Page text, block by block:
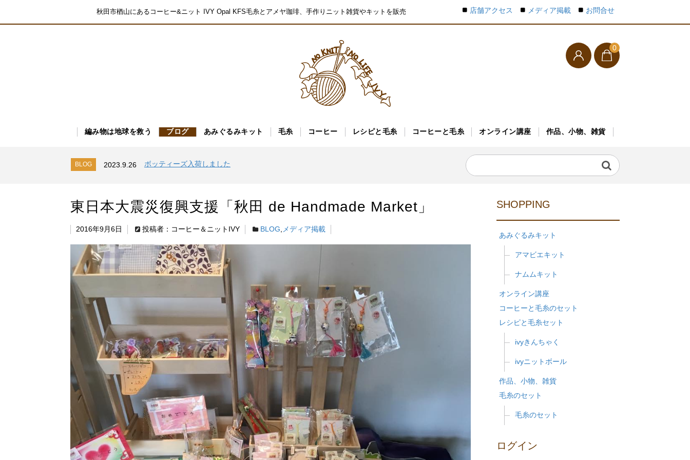
秋田市楢山にあるコーヒー&ニット IVY Opal KFS毛糸とアメヤ珈琲、手作りニット雑貨やキットを販売
0
編み物は地球を救う ブログ あみぐるみキット 毛糸 コーヒー レシピと毛糸 コーヒーと毛糸 オンライン講座 作品、小物、雑貨
店舗アクセス メディア掲載 お問合せ
BLOG 2023.9.26 シャーフパーテ１５シリーズ入荷しました
BLOG 2023.9.26 ボッティーズ入荷しました
BLOG 2023.9.26 ボッティーズ入荷しました
東日本大震災復興支援「秋田 de Handmade Market」
2016年9月6日 投稿者：コーヒー＆ニットIVY BLOG メディア掲載
SHOPPING
あみぐるみキット
アマビエキット
ナムムキット
オンライン講座
コーヒーと毛糸のセット
レシピと毛糸セット
ivyきんちゃく
ivyニットボール
作品、小物、雑貨
毛糸のセット
毛糸のセット
ログイン